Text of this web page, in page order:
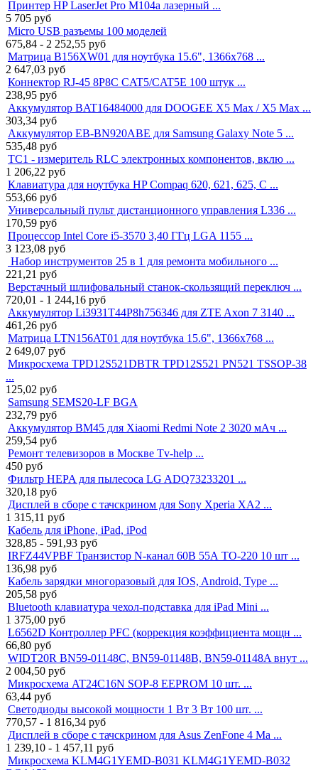
Принтер HP LaserJet Pro M104a лазерный ...
5 705 руб
Micro USB разъемы 100 моделей
675,84 - 2 252,55 руб
Матрица B156XW01 для ноутбука 15.6", 1366x768 ...
2 647,03 руб
Коннектор RJ-45 8P8C CAT5/CAT5E 100 штук ...
238,95 руб
Аккумулятор BAT16484000 для DOOGEE X5 Max / X5 Max ...
303,34 руб
Аккумулятор EB-BN920ABE для Samsung Galaxy Note 5 ...
535,48 руб
TC1 - измеритель RLC электронных компонентов, вклю ...
1 206,22 руб
Клавиатура для ноутбука HP Compaq 620, 621, 625, C ...
553,66 руб
Универсальный пульт дистанционного управления L336 ...
170,59 руб
Процессор Intel Core i5-3570 3,40 ГГц LGA 1155 ...
3 123,08 руб
Набор инструментов 25 в 1 для ремонта мобильного ...
221,21 руб
Верстачный шлифовальный станок-cкользящий переключ ...
720,01 - 1 244,16 руб
Аккумулятор Li3931T44P8h756346 для ZTE Axon 7 3140 ...
461,26 руб
Матрица LTN156AT01 для ноутбука 15.6", 1366x768 ...
2 649,07 руб
Микросхема TPD12S521DBTR TPD12S521 PN521 TSSOP-38
...
125,02 руб
Samsung SEMS20-LF BGA
232,79 руб
Аккумулятор BM45 для Xiaomi Redmi Note 2 3020 мАч ...
259,54 руб
Ремонт телевизоров в Москве Tv-help ...
450 руб
Фильтр HEPA для пылесоса LG ADQ73233201 ...
320,18 руб
Дисплей в сборе с тачскрином для Sony Xperia XA2 ...
1 315,11 руб
Кабель для iPhone, iPad, iPod
328,85 - 591,93 руб
IRFZ44VPBF Транзистор N-канал 60В 55А TO-220 10 шт ...
136,98 руб
Кабель зарядки многоразовый для IOS, Android, Type ...
205,58 руб
Bluetooth клавиатура чехол-подставка для iPad Mini ...
1 375,00 руб
L6562D Контроллер PFC (коррекция коэффициента мощн ...
66,80 руб
WIDT20R BN59-01148C, BN59-01148B, BN59-01148A внут ...
2 004,50 руб
Микросхема AT24C16N SOP-8 EEPROM 10 шт. ...
63,44 руб
Светодиоды высокой мощности 1 Вт 3 Вт 100 шт. ...
770,57 - 1 816,34 руб
Дисплей в сборе с тачскрином для Asus ZenFone 4 Ma ...
1 239,10 - 1 457,11 руб
Микросхема KLM4G1YEMD-B031 KLM4G1YEMD-B032